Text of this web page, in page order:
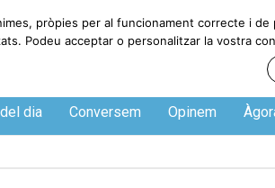
dia Conversem Opinem
pròpies per al funcionament correcte i
Podeu acceptar o personalitzar la vostra